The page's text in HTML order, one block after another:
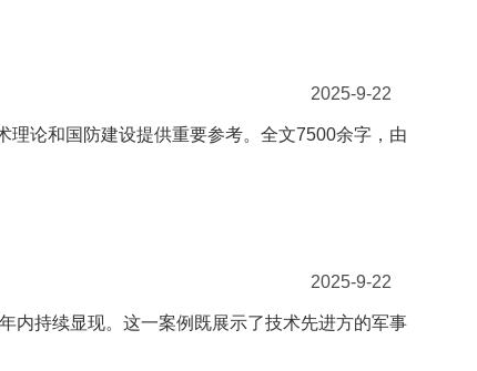
2025-9-22
论和国防建设提供重要参考。全文7500余字，由
2025-9-22
内持续显现。这一案例既展示了技术先进方的军事